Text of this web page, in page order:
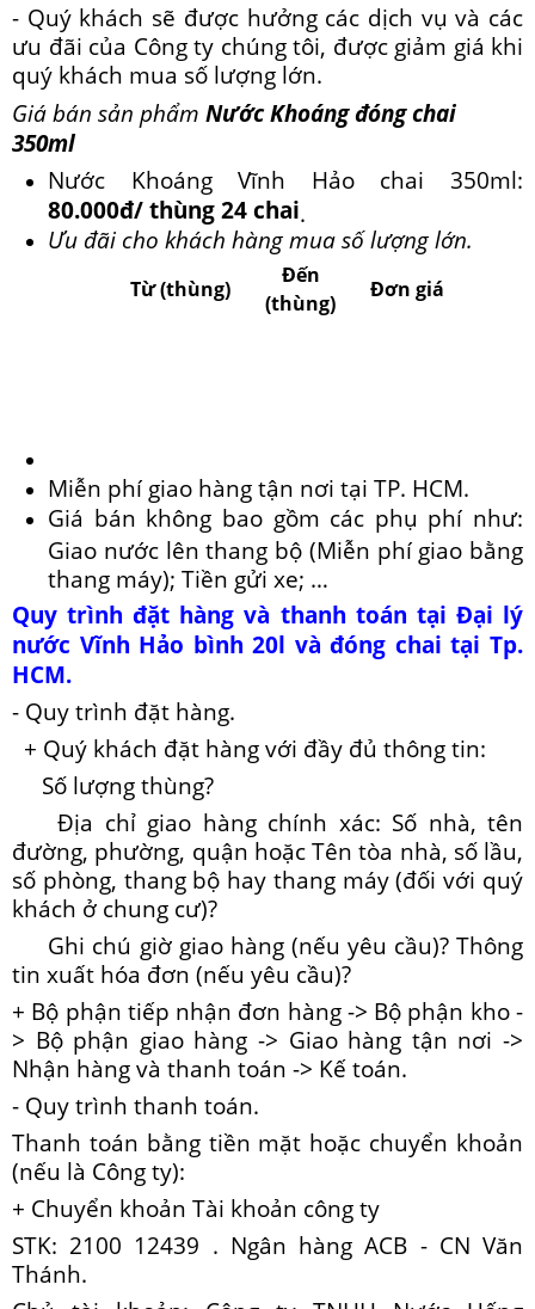
- Quý khách sẽ được hưởng các dịch vụ và các
ưu đãi của Công ty chúng tôi, được giảm giá khi
quý khách mua số lượng lớn.
Giá bán sản phẩm Nước Khoáng đóng chai
350ml
Nước Khoáng Vĩnh Hảo chai 350ml:
80.000đ/ thùng 24 chai
Ưu đãi cho khách hàng mua số lượng lớn.
Từ (thùng)
Đến
(thùng)
Đơn giá
Miễn phí giao hàng tận nơi tại TP. HCM.
Giá bán không bao gồm các phụ phí như:
Giao nước lên thang bộ (Miễn phí giao bằng
thang máy); Tiền gửi xe; …
Quy trình đặt hàng và thanh toán tại Đại lý
nước Vĩnh Hảo bình 20l và đóng chai tại Tp.
HCM.
- Quy trình đặt hàng.
+ Quý khách đặt hàng với đầy đủ thông tin:
Số lượng thùng?
Địa chỉ giao hàng chính xác: Số nhà, tên
đường, phường, quận hoặc Tên tòa nhà, số lầu,
số phòng, thang bộ hay thang máy (đối với quý
khách ở chung cư)?
Ghi chú giờ giao hàng (nếu yêu cầu)? Thông
tin xuất hóa đơn (nếu yêu cầu)?
+ Bộ phận tiếp nhận đơn hàng -> Bộ phận kho -
> Bộ phận giao hàng -> Giao hàng tận nơi ->
Nhận hàng và thanh toán -> Kế toán.
- Quy trình thanh toán.
Thanh toán bằng tiền mặt hoặc chuyển khoản
(nếu là Công ty):
+ Chuyển khoản Tài khoản công ty
STK: 2100 12439 . Ngân hàng ACB - CN Văn
Thánh.